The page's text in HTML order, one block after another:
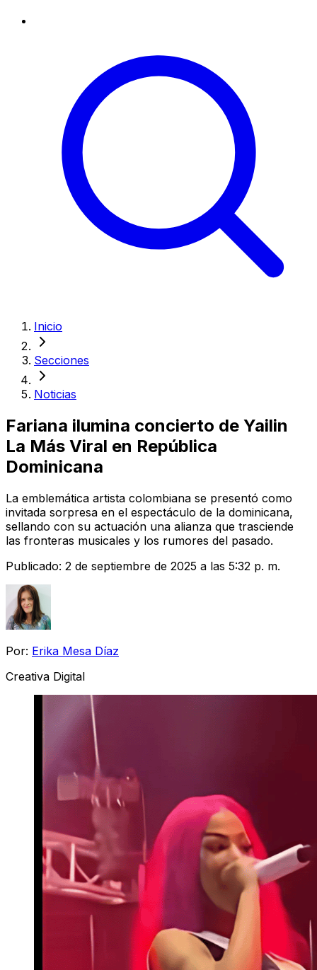
Inicio
Secciones
Noticias
Fariana ilumina concierto de Yailin
La Más Viral en República
Dominicana
La emblemática artista colombiana se presentó como
invitada sorpresa en el espectáculo de la dominicana,
sellando con su actuación una alianza que trasciende
las fronteras musicales y los rumores del pasado.
Publicado: 2 de septiembre de 2025 a las 5:32 p. m.
Por: Erika Mesa Díaz
Creativa Digital